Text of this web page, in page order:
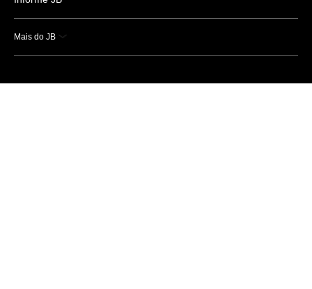
Mais do JB
Esportes